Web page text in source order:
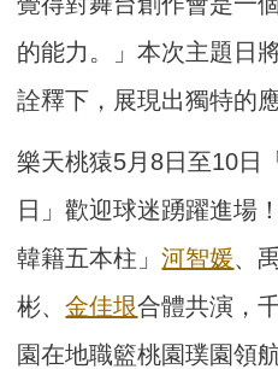
的能力。」本次主題日
詮釋下，展現出獨特的
樂天桃猿5月8日至10日
日」歡迎球迷踴躍進場
韓籍五本柱」河智媛、
彬、金佳垠合體共演，
園在地職籃桃園璞園領